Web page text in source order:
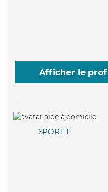
Afficher le
SPORTIF